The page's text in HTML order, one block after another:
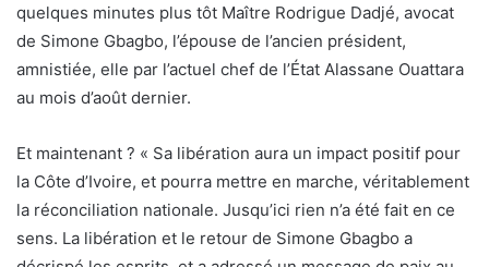
quelques minutes plus tôt Maître Rodrigue Dadjé, avocat
de Simone Gbagbo, l’épouse de l’ancien président,
amnistiée, elle par l’actuel chef de l’État Alassane Ouattara
au mois d’août dernier.
Et maintenant ? « Sa libération aura un impact positif pour
la Côte d’Ivoire, et pourra mettre en marche, véritablement
la réconciliation nationale. Jusqu’ici rien n’a été fait en ce
sens. La libération et le retour de Simone Gbagbo a